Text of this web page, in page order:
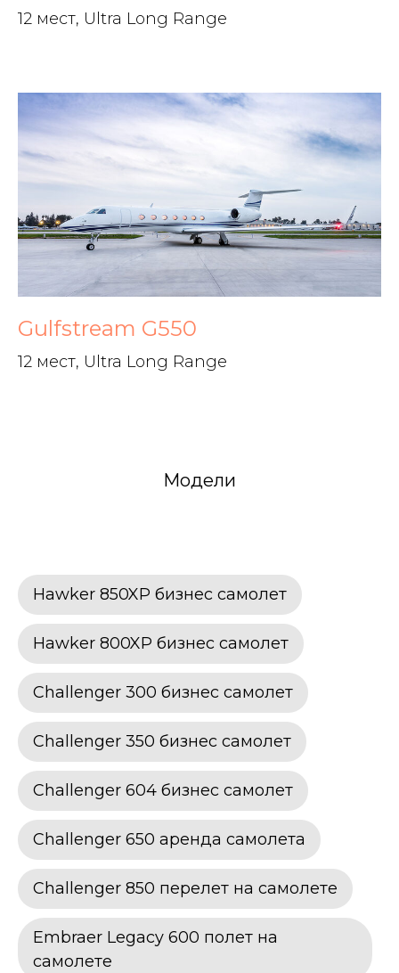
12 мест, Ultra Long Range
Gulfstream G550
12 мест, Ultra Long Range
Модели
Hawker 850XP бизнес самолет
Hawker 800XP бизнес самолет
Challenger 300 бизнес самолет
Challenger 350 бизнес самолет
Challenger 604 бизнес самолет
Challenger 650 аренда самолета
Challenger 850 перелет на самолете
Embraer Legacy 600 полет на
самолете